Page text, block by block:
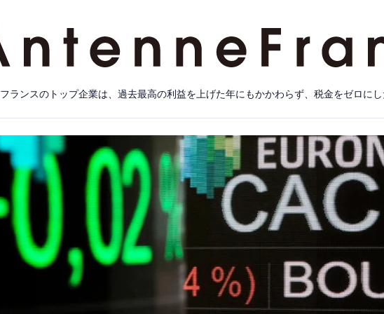
フランスのトップ企業は、過去最高の利益を上げた年にもかかわらず、税金をゼロに